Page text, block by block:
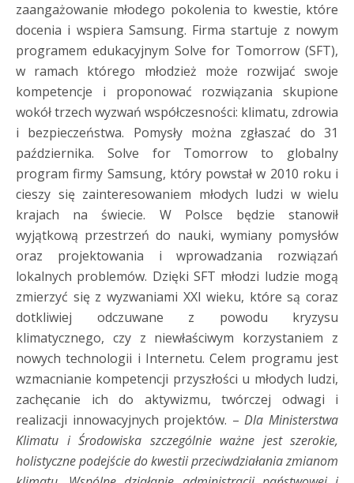
zaangażowanie młodego pokolenia to kwestie, które
docenia i wspiera Samsung. Firma startuje z nowym
programem edukacyjnym Solve for Tomorrow (SFT),
w ramach którego młodzież może rozwijać swoje
kompetencje i proponować rozwiązania skupione
wokół trzech wyzwań współczesności: klimatu, zdrowia
i bezpieczeństwa. Pomysły można zgłaszać do 31
października. Solve for Tomorrow to globalny
program firmy Samsung, który powstał w 2010 roku i
cieszy się zainteresowaniem młodych ludzi w wielu
krajach na świecie. W Polsce będzie stanowił
wyjątkową przestrzeń do nauki, wymiany pomysłów
oraz projektowania i wprowadzania rozwiązań
lokalnych problemów. Dzięki SFT młodzi ludzie mogą
zmierzyć się z wyzwaniami XXI wieku, które są coraz
dotkliwiej odczuwane z powodu kryzysu
klimatycznego, czy z niewłaściwym korzystaniem z
nowych technologii i Internetu. Celem programu jest
wzmacnianie kompetencji przyszłości u młodych ludzi,
zachęcanie ich do aktywizmu, twórczej odwagi i
realizacji innowacyjnych projektów. –Dla Ministerstwa
Klimatu i Środowiska szczególnie ważne jest szerokie,
holistyczne podejście do kwestii przeciwdziałania zmianom